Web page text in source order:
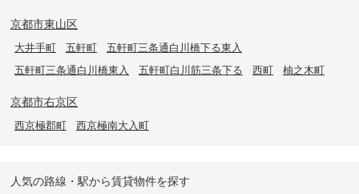
京都市東山区
大井手町 五軒町
五軒町三条通白川橋下る東入
五軒町三条通白川橋東入
五軒町白川筋三条下る 西町 柚之木町
京都市右京区
西京極郡町 西京極南大入町
人気の路線・駅から賃貸物件を探す